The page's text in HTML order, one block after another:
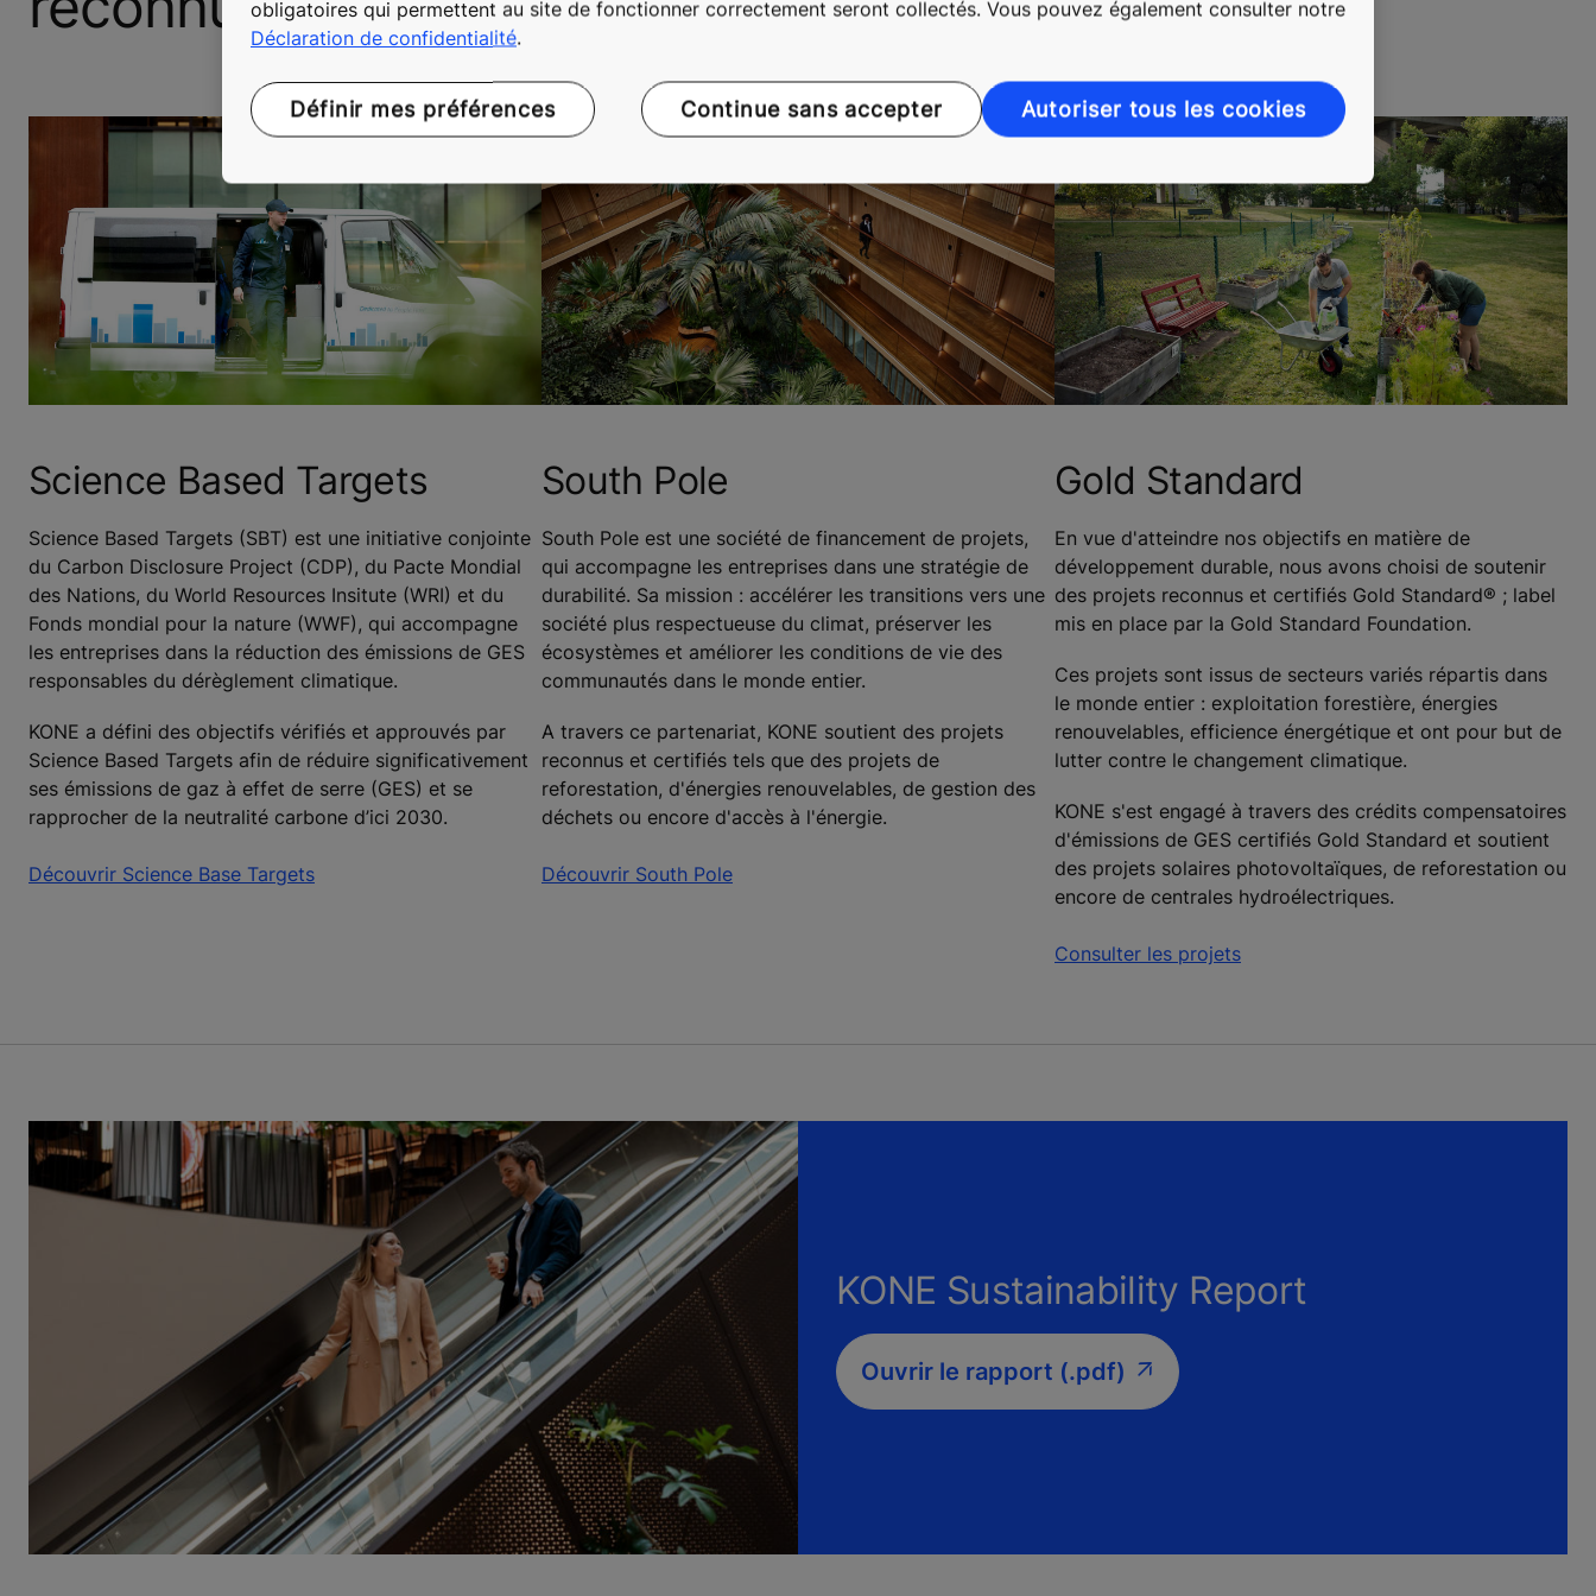
Science Based Targets
Science Based Targets (SBT) est une initiative conjointe
du Carbon Disclosure Project (CDP), du Pacte Mondial
des Nations, du World Resources Insitute (WRI) et du
Fonds mondial pour la nature (WWF), qui accompagne
les entreprises dans la réduction des émissions de GES
responsables du dérèglement climatique.
KONE a défini des objectifs vérifiés et approuvés par
Science Based Targets afin de réduire significativement
ses émissions de gaz à effet de serre (GES) et se
rapprocher de la neutralité carbone d’ici 2030.
Découvrir Science Base Targets
South Pole
South Pole est une société de financement de projets,
qui accompagne les entreprises dans une stratégie de
durabilité. Sa mission : accélérer les transitions vers une
société plus respectueuse du climat, préserver les
écosystèmes et améliorer les conditions de vie des
communautés dans le monde entier.
A travers ce partenariat, KONE soutient des projets
reconnus et certifiés tels que des projets de
reforestation, d'énergies renouvelables, de gestion des
déchets ou encore d'accès à l'énergie.
Découvrir South Pole
Gold Standard
En vue d'atteindre nos objectifs en matière de
développement durable, nous avons choisi de soutenir
des projets reconnus et certifiés Gold Standard® ; label
mis en place par la Gold Standard Foundation.
Ces projets sont issus de secteurs variés répartis dans
le monde entier : exploitation forestière, énergies
renouvelables, efficience énergétique et ont pour but de
lutter contre le changement climatique.
KONE s'est engagé à travers des crédits compensatoires
d'émissions de GES certifiés Gold Standard et soutient
des projets solaires photovoltaïques, de reforestation ou
encore de centrales hydroélectriques.
Consulter les projets
KONE Sustainability Report
Ouvrir le rapport (.pdf)
obligatoires qui permettent au site de fonctionner correctement seront collectés. Vous pouvez également consulter notre
Déclaration de confidentialité.
Définir mes préférences Continue sans accepter Autoriser tous les cookies